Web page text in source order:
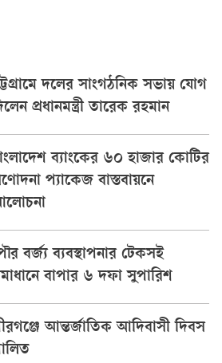
দলের সাংগঠনিক সভায় যোগ
প্রধানমন্ত্রী তারেক রহমান
ব্যাংকের ৬০ হাজার কোটির
প্যাকেজ বাস্তবায়নে
বর্জ্য ব্যবস্থাপনার টেকসই
বাপার ৬ দফা সুপারিশ
আন্তর্জাতিক আদিবাসী দিবস